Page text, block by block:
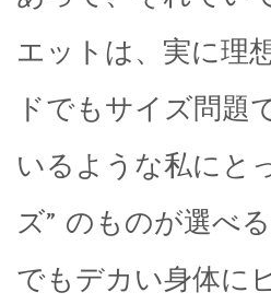
エットは、実に理
ドでもサイズ問題
いるような私にと
ズ” のものが選べ
でもデカい身体に